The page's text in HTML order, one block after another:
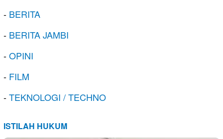
- BERITA
- BERITA JAMBI
-OPINI
- FILM
-TEKNOLOGI / TECHNO
ISTILAH HUKUM